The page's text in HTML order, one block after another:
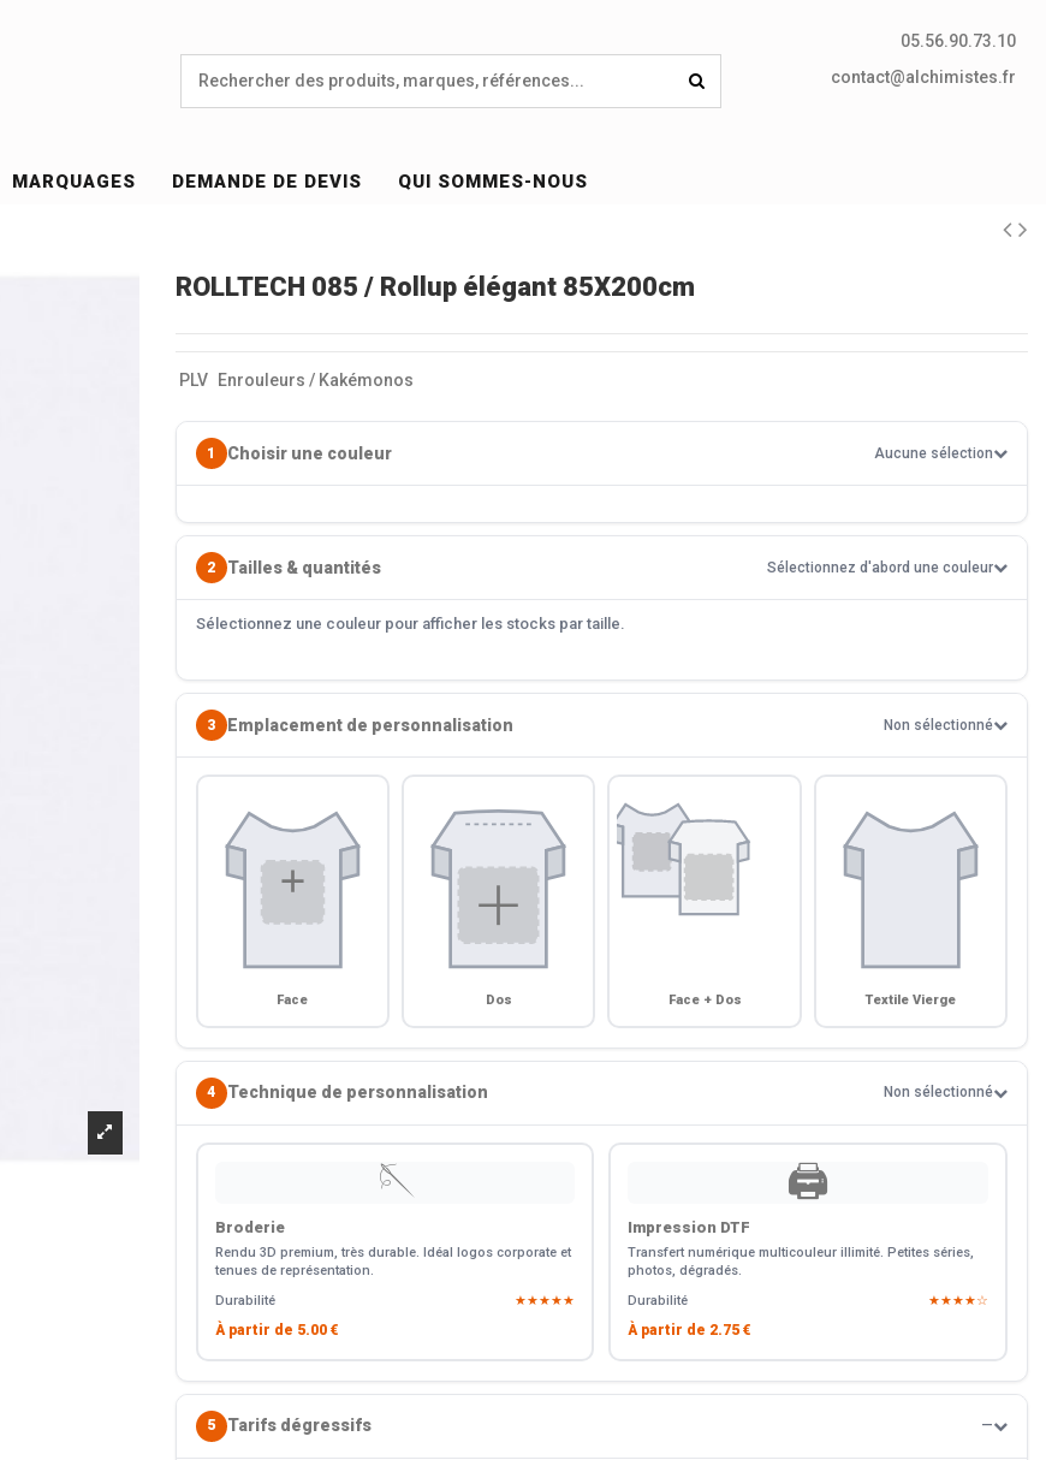
05.56.90.73.10
contact@alchimistes.fr
MARQUAGES DEMANDE DE DEVIS QUI SOMMES-NOUS
ROLLTECH 085 / Rollup élégant 85X200cm
PLV Enrouleurs / Kakémonos
1 Choisir une couleur Aucune sélection
2 Tailles & quantités Sélectionnez d'abord une couleur
Sélectionnez une couleur pour afficher les stocks par taille.
3 Emplacement de personnalisation Non sélectionné
Face Dos Face + Dos Textile Vierge
4 Technique de personnalisation Non sélectionné
🪡
Broderie
Rendu 3D premium, très durable. Idéal logos corporate et
tenues de représentation.
Durabilité
★★★★★
À partir de 5.00 €
🖨️
Impression DTF
Transfert numérique multicouleur illimité. Petites séries,
photos, dégradés.
Durabilité
★★★★☆
À partir de 2.75 €
5 Tarifs dégressifs —